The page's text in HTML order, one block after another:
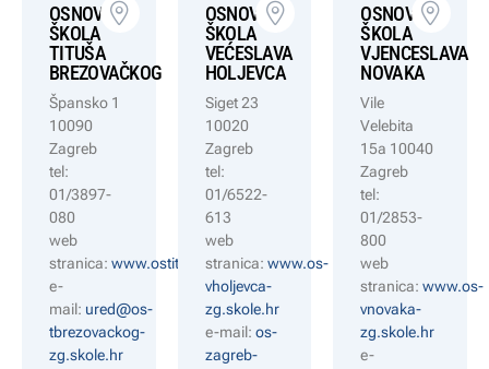
OSNOVNA
ŠKOLA
TITUŠA
BREZOVAČKOG
Špansko 1
10090
Zagreb
tel:
01/3897-
080
web
stranica: www.ostitusabrezovackog.hr
e-
mail: ured@os-
tbrezovackog-
zg.skole.hr
OSNOVNA
ŠKOLA
VEĆESLAVA
HOLJEVCA
Siget 23
10020
Zagreb
tel:
01/6522-
613
web
stranica: www.os-
vholjevca-
zg.skole.hr
e-mail: os-
zagreb-
OSNOVNA
ŠKOLA
VJENCESLAVA
NOVAKA
Vile
Velebita
15a 10040
Zagreb
tel:
01/2853-
800
web
stranica:www.os-
vnovaka-
zg.skole.hr
e-